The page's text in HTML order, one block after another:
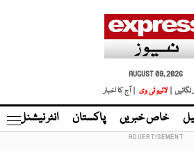
AUGUST 09, 2026
لگائیں |
لائیو ٹی وی | آج کا اخبار
خاص خبریں پاکستان انٹر نیشنل